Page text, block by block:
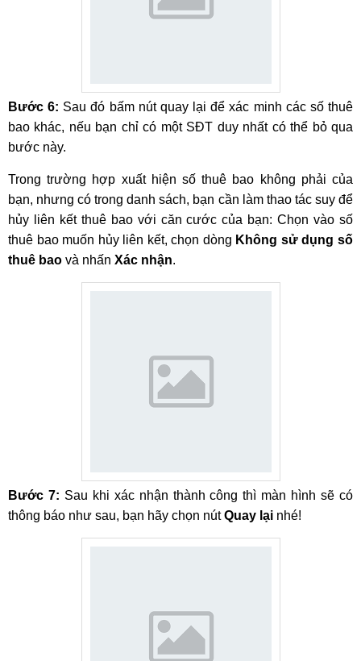
Bước 6: Sau đó bấm nút quay lại để xác minh các số thuê
bao khác, nếu bạn chỉ có một SĐT duy nhất có thể bỏ qua
bước này.
Trong trường hợp xuất hiện số thuê bao không phải của
bạn, nhưng có trong danh sách, bạn cần làm thao tác suy để
hủy liên kết thuê bao với căn cước của bạn: Chọn vào số
thuê bao muốn hủy liên kết, chọn dòng Không sử dụng số
thuê bao và nhấn Xác nhận.
Bước 7: Sau khi xác nhận thành công thì màn hình sẽ có
thông báo như sau, bạn hãy chọn nútQuay lại nhé!